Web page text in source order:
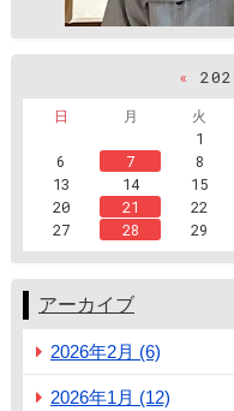
«
日
月 火
1
6
7 8
13
14 15
20
21 22
27
28 29
アーカイブ
2026年2月 (6)
2026年1月 (12)